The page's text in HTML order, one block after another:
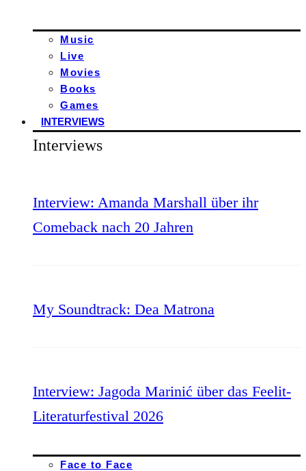
Music
Live
Movies
Books
Games
INTERVIEWS
Interviews
Interview: Amanda Marshall über ihr
Comeback nach 20 Jahren
My Soundtrack: Dea Matrona
Interview: Jagoda Marinić über das Feelit-
Literaturfestival 2026
Face to Face